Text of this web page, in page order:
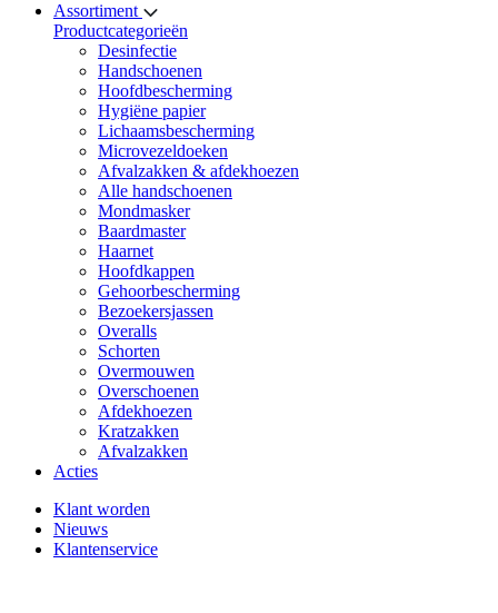
Assortiment
Productcategorieën
Desinfectie
Handschoenen
Hoofdbescherming
Hygiëne papier
Lichaamsbescherming
Microvezeldoeken
Afvalzakken & afdekhoezen
Alle handschoenen
Mondmasker
Baardmaster
Haarnet
Hoofdkappen
Gehoorbescherming
Bezoekersjassen
Overalls
Schorten
Overmouwen
Overschoenen
Afdekhoezen
Kratzakken
Afvalzakken
Acties
Klant worden
Nieuws
Klantenservice